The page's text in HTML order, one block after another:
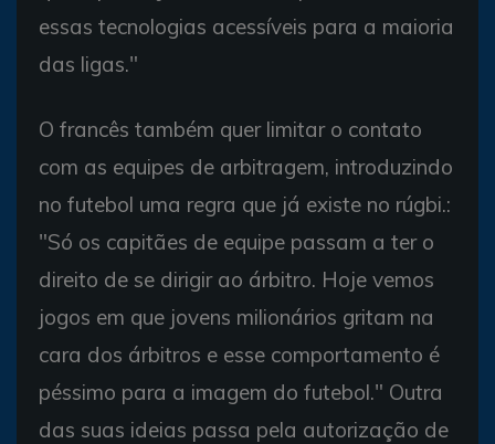
essas tecnologias acessíveis para a maioria
das ligas."
O francês também quer limitar o contato
com as equipes de arbitragem, introduzindo
no futebol uma regra que já existe no rúgbi.:
"Só os capitães de equipe passam a ter o
direito de se dirigir ao árbitro. Hoje vemos
jogos em que jovens milionários gritam na
cara dos árbitros e esse comportamento é
péssimo para a imagem do futebol." Outra
das suas ideias passa pela autorização de